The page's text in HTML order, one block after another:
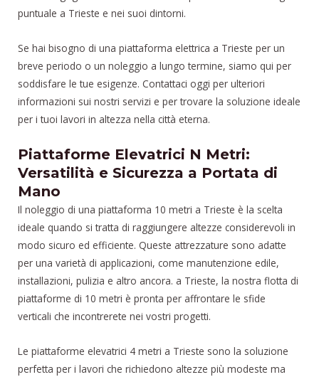
puntuale a Trieste e nei suoi dintorni.
Se hai bisogno di una piattaforma elettrica a Trieste per un
breve periodo o un noleggio a lungo termine, siamo qui per
soddisfare le tue esigenze. Contattaci oggi per ulteriori
informazioni sui nostri servizi e per trovare la soluzione ideale
per i tuoi lavori in altezza nella città eterna.
Piattaforme Elevatrici N Metri:
Versatilità e Sicurezza a Portata di
Mano
Il noleggio di una piattaforma 10 metri a Trieste è la scelta
ideale quando si tratta di raggiungere altezze considerevoli in
modo sicuro ed efficiente. Queste attrezzature sono adatte
per una varietà di applicazioni, come manutenzione edile,
installazioni, pulizia e altro ancora. a Trieste, la nostra flotta di
piattaforme di 10 metri è pronta per affrontare le sfide
verticali che incontrerete nei vostri progetti.
Le piattaforme elevatrici 4 metri a Trieste sono la soluzione
perfetta per i lavori che richiedono altezze più modeste ma